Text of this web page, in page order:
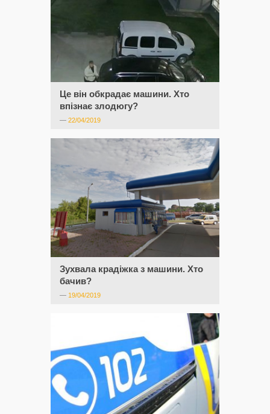
Це він обкрадає машини. Хто
впізнає злодюгу?
— 22/04/2019
Зухвала крадіжка з машини. Хто
бачив?
— 19/04/2019